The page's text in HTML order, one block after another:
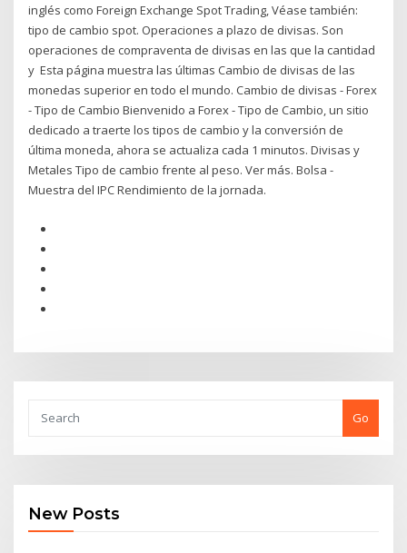
inglés como Foreign Exchange Spot Trading, Véase también:
tipo de cambio spot. Operaciones a plazo de divisas. Son
operaciones de compraventa de divisas en las que la cantidad
y Esta página muestra las últimas Cambio de divisas de las
monedas superior en todo el mundo. Cambio de divisas - Forex
- Tipo de Cambio Bienvenido a Forex - Tipo de Cambio, un sitio
dedicado a traerte los tipos de cambio y la conversión de
última moneda, ahora se actualiza cada 1 minutos. Divisas y
Metales Tipo de cambio frente al peso. Ver más. Bolsa -
Muestra del IPC Rendimiento de la jornada.
Go
New Posts